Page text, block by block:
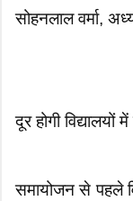
सोहनलाल वर्मा,
दूर होगी विद्यालयों
समायोजन से पहले